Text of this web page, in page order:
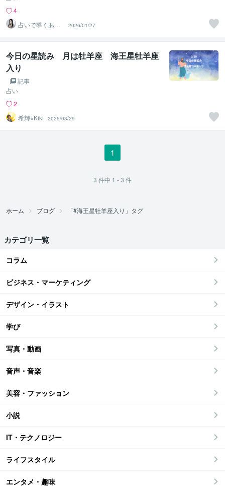
4
占いで導くあな
たの人生の参考
書
2026/01/27
今日の星読み 月は牡羊座 海王星牡羊座
入り
記事
占い
2
希輝⭐︎Kiki
2025/03/29
1
3 件中 1 - 3 件
ホーム ブログ 「#海王星牡羊座入り」タグ
カテゴリ一覧
コラム
ビジネス・マーケティング
デザイン・イラスト
学び
写真・動画
音声・音楽
美容・ファッション
小説
IT・テクノロジー
ライフスタイル
エンタメ・趣味